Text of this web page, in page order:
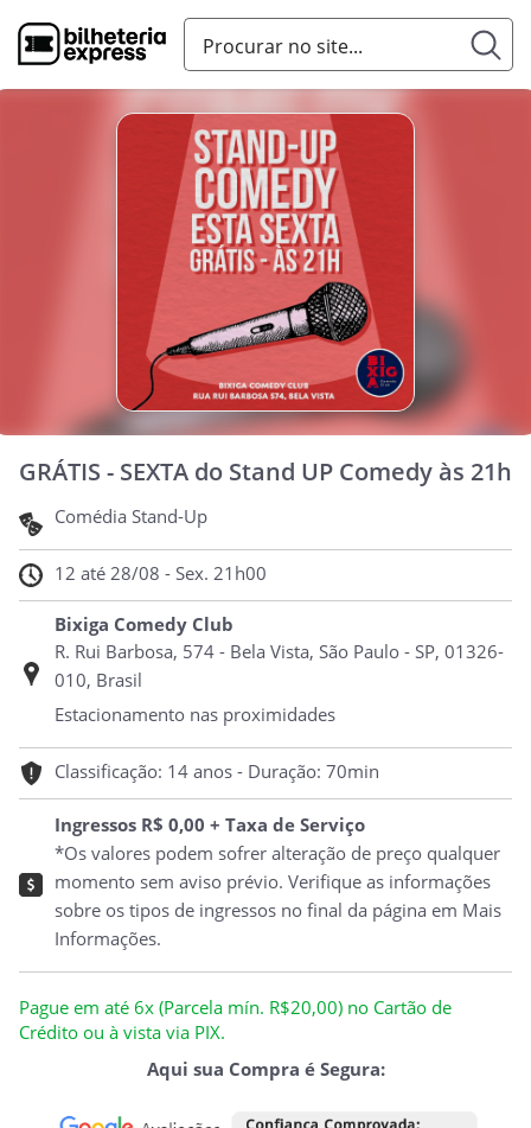
GRÁTIS - SEXTA do Stand UP Comedy às 21h
Comédia Stand-Up
12 até 28/08 - Sex. 21h00
Bixiga Comedy Club
R. Rui Barbosa, 574 - Bela Vista, São Paulo - SP, 01326-
010, Brasil
Estacionamento nas proximidades
Classificação: 14 anos - Duração: 70min
Ingressos R$ 0,00 + Taxa de Serviço
*Os valores podem sofrer alteração de preço qualquer
momento sem aviso prévio. Verifique as informações
sobre os tipos de ingressos no final da página em Mais
Informações.
Pague em até 6x (Parcela mín. R$20,00) no Cartão de
Crédito ou à vista via PIX.
Aqui sua Compra é Segura: